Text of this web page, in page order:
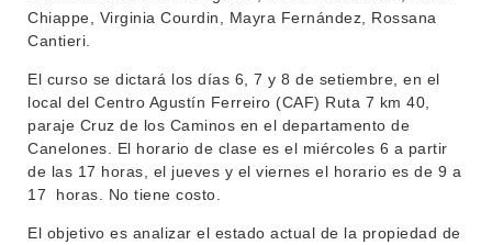
LLAMADOS
BIBLIOTECA
Chiappe, Virginia Courdin, Mayra Fernández, Rossana
Cantieri.
El curso se dictará los días 6, 7 y 8 de setiembre, en el
local del Centro Agustín Ferreiro (CAF) Ruta 7 km 40,
paraje Cruz de los Caminos en el departamento de
Canelones. El horario de clase es el miércoles 6 a partir
de las 17 horas, el jueves y el viernes el horario es de 9 a
17 horas. No tiene costo.
El objetivo es analizar el estado actual de la propiedad de